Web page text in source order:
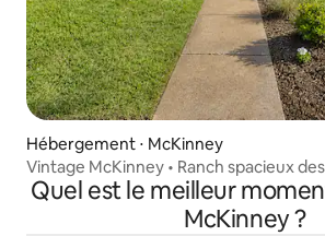
Hébergement ⋅ McKinney
Vintage McKinney • Ranch spacieux
jacuzzi
Quel est le meilleur
McKinney ?